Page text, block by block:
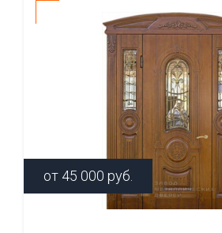
от 45 000 руб.